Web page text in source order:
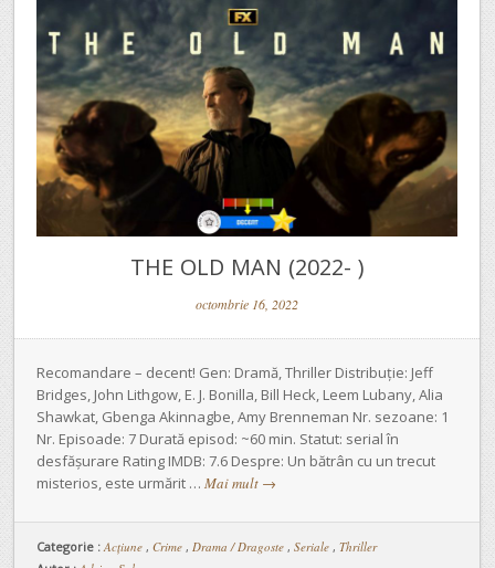
THE OLD MAN (2022- )
octombrie 16, 2022
Recomandare – decent! Gen: Dramă, Thriller Distribuție: Jeff
Bridges, John Lithgow, E. J. Bonilla, Bill Heck, Leem Lubany, Alia
Shawkat, Gbenga Akinnagbe, Amy Brenneman Nr. sezoane: 1
Nr. Episoade: 7 Durată episod: ~60 min. Statut: serial în
desfășurare Rating IMDB: 7.6 Despre: Un bătrân cu un trecut
misterios, este urmărit … Mai mult →
Categorie : Acțiune , Crime , Drama / Dragoste , Seriale , Thriller